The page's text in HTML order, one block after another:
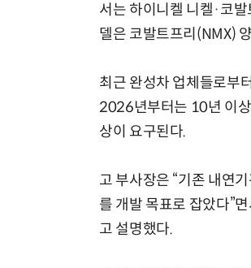
서는 하이니켈 니켈·코
델은 코발트프리(NMX)
최근 완성차 업체들로부
2026년부터는 10년 이
상이 요구된다.
고 부사장은 “기존 내연
를 개발 목표로 잡았다”
고 설명했다.